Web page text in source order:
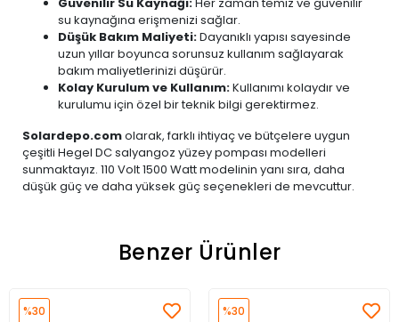
su kaynağına erişmenizi sağlar.
Düşük Bakım Maliyeti:Dayanıklı yapısı sayesinde
uzun yıllar boyunca sorunsuz kullanım sağlayarak
bakım maliyetlerinizi düşürür.
Kolay Kurulum ve Kullanım:Kullanımı kolaydır ve
kurulumu için özel bir teknik bilgi gerektirmez.
Solardepo.comolarak, farklı ihtiyaç ve bütçelere uygun
çeşitli Hegel DC salyangoz yüzey pompası modelleri
sunmaktayız. 110 Volt 1500 Watt modelinin yanı sıra, daha
düşük güç ve daha yüksek güç seçenekleri de mevcuttur.
Benzer Ürünler
%30 %30